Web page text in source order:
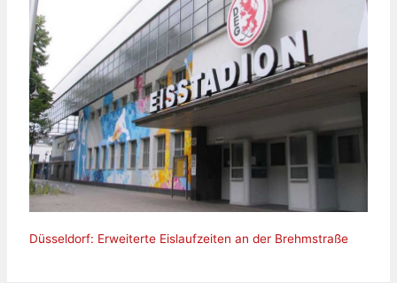
Düsseldorf: Erweiterte Eislaufzeiten an der Brehmstraße